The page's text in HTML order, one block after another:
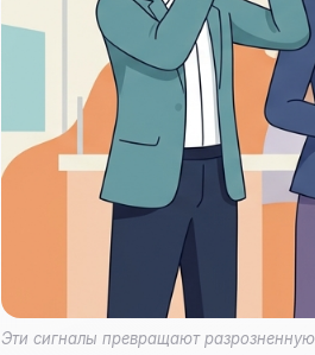
Эти сигналы превращают